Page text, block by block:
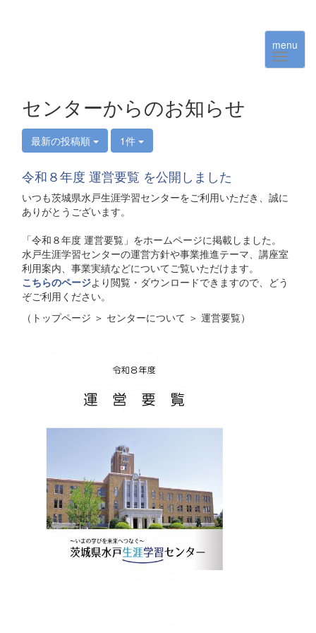
menu
センターからのお知らせ
最新の投稿順 1件
令和８年度 運営要覧 を公開しました
いつも茨城県水戸生涯学習センターをご利用いただき、誠に
ありがとうございます。
「令和８年度 運営要覧」をホームページに掲載しました。
水戸生涯学習センターの運営方針や事業推進テーマ、講座室
利用案内、事業実績などについてご覧いただけます。
こちらのページより閲覧・ダウンロードできますので、どう
ぞご利用ください。
（トップページ ＞ センターについて ＞ 運営要覧）